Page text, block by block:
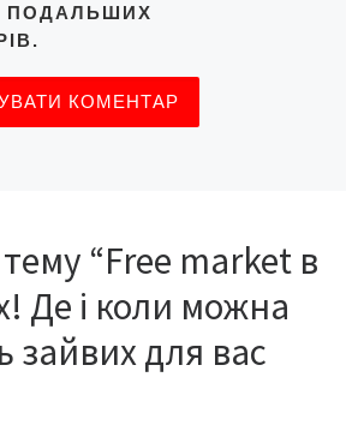
ПОДАЛЬШИХ
“Free market в
Де і коли можна
зайвих для вас